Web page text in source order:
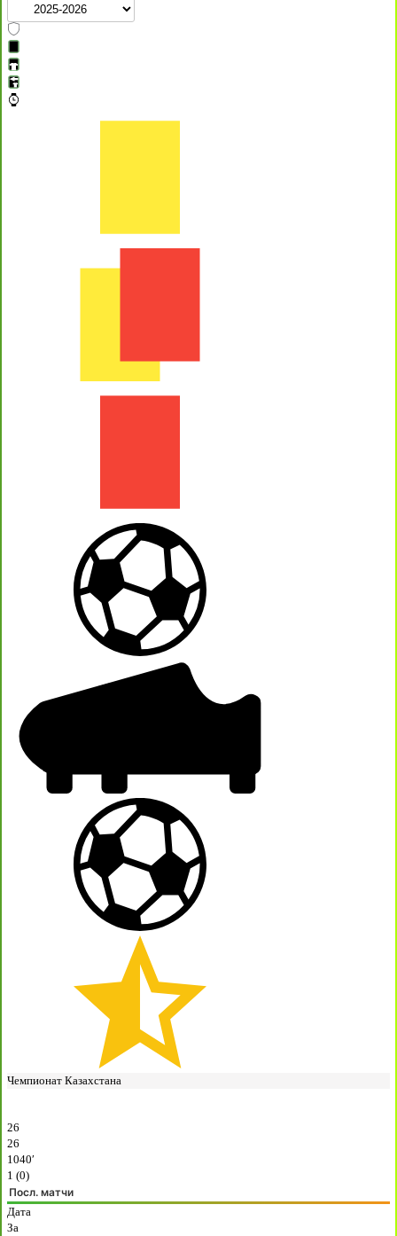
Чемпионат Казахстана
26
26
1040′
1 (0)
Посл. матчи
Дата
За